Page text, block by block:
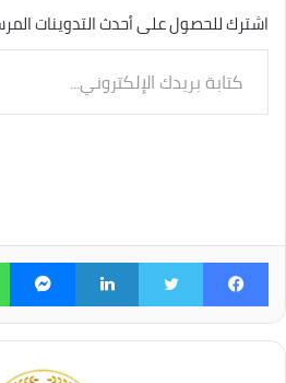
اشترك للحصول على أحدث التدوينات
بريدك
الإلكتروني...
فيسبوك لينكدإن